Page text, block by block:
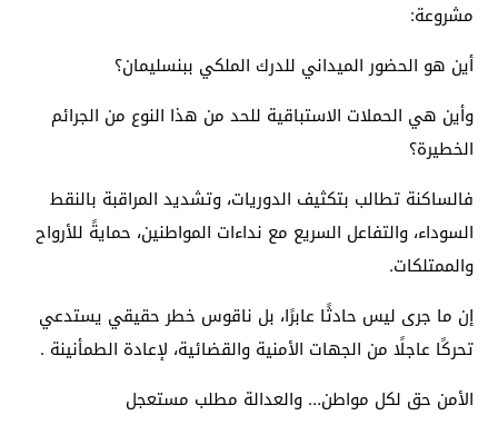
مشروعة:
أين هو الحضور الميداني للدرك الملكي ببنسليمان؟
وأين هي الحملات الاستباقية للحد من هذا النوع من الجرائم
الخطيرة؟
فالساكنة تطالب بتكثيف الدوريات، وتشديد المراقبة بالنقط
السوداء، والتفاعل السريع مع نداءات المواطنين، حمايةً للأرواح
والممتلكات.
إن ما جرى ليس حادثًا عابرًا، بل ناقوس خطر حقيقي يستدعي
تحركًا عاجلًا من الجهات الأمنية والقضائية، لإعادة الطمأنينة .
الأمن حق لكل مواطن… والعدالة مطلب مستعجل